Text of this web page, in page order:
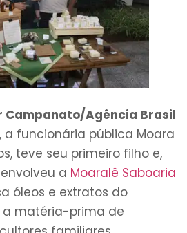
Campanato/Agência Brasil
a funcionária pública Moara
teve seu primeiro filho e,
a Moaralê Saboaria
óleos e extratos do
a matéria-prima de